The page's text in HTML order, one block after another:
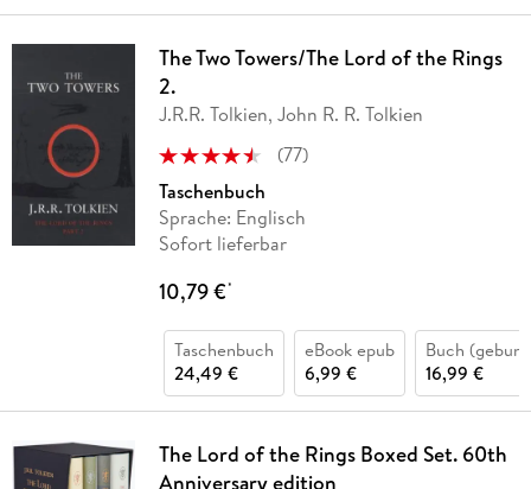
The Two Towers/The Lord of the Rings
2.
J.R.R. Tolkien, John R. R. Tolkien
(77)
Taschenbuch
Sprache: Englisch
Sofort lieferbar
10,79 €*
Taschenbuch
24,49 €
eBook epub
6,99 €
Buch
16,99 €
The Lord of the Rings Boxed Set. 60th
Anniversary edition